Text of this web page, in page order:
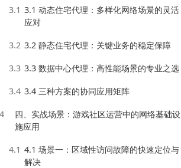
3.1 3.1 动态住宅代理：多样化网络场景的灵活
应对
3.2 3.2 静态住宅代理：关键业务的稳定保障
3.3 3.3 数据中心代理：高性能场景的专业之选
3.4 3.4 三种方案的协同应用矩阵
4
四、实战场景：游戏社区运营中的网络基础设
施应用
4.1 4.1 场景一：区域性访问故障的快速定位与
解决